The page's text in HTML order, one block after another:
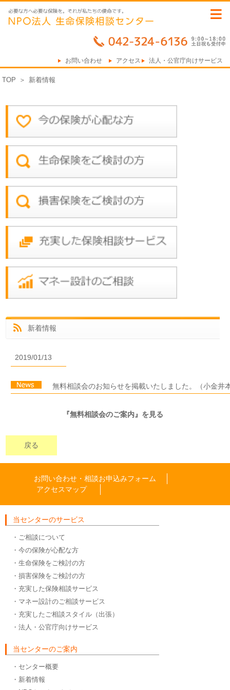
お問い合わせ アクセス 法人・公官庁向けサービス
≡
TOP ＞ 新着情報
新着情報
2019/01/13
無料相談会のお知らせを掲載いたしました。（小金井
『無料相談会のご案内』を見る
戻る
お問い合わせ・相談お申込みフォーム
アクセスマップ
当センターのサービス
・ご相談について
・今の保険が心配な方
・生命保険をご検討の方
・損害保険をご検討の方
・充実した保険相談サービス
・マネー設計のご相談サービス
・充実したご相談スタイル（出張）
・法人・公官庁向けサービス
当センターのご案内
・センター概要
・新着情報